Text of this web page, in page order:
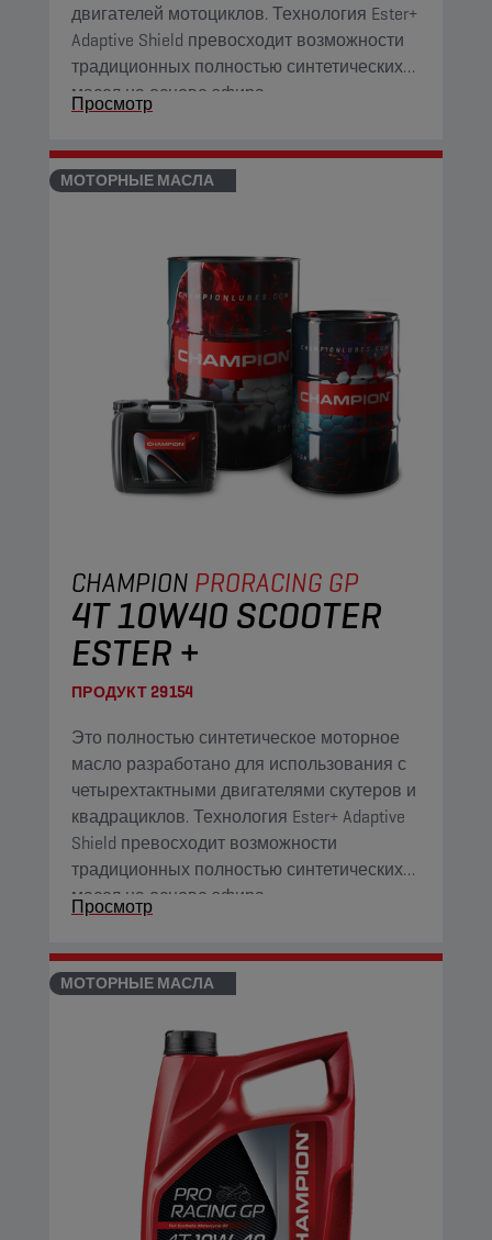
двигателей мотоциклов. Технология Ester+
Adaptive Shield превосходит возможности
традиционных полностью синтетических
масел на основе эфира.
Просмотр
МОТОРНЫЕ МАСЛА
CHAMPION PRORACING GP
4T 10W40 SCOOTER
ESTER +
ПРОДУКТ29154
Это полностью синтетическое моторное
масло разработано для использования с
четырехтактными двигателями скутеров и
квадрациклов. Технология Ester+ Adaptive
Shield превосходит возможности
традиционных полностью синтетических
масел на основе эфира.
Просмотр
МОТОРНЫЕ МАСЛА